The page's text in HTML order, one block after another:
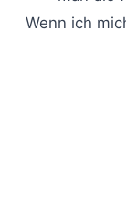
Wenn ich